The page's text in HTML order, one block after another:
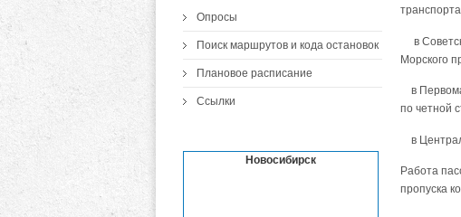
в
Морского
в
по четной
в
Работа
пропуска
Опросы
Поиск маршрутов и кода остановок
Плановое расписание
Ссылки
Новосибирск